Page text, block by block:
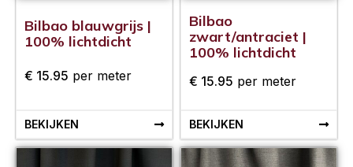
Bilbao blauwgrijs |
100% lichtdicht
€ 15.95 per meter
BEKIJKEN
Bilbao
zwart/antraciet |
100% lichtdicht
€ 15.95 per meter
BEKIJKEN